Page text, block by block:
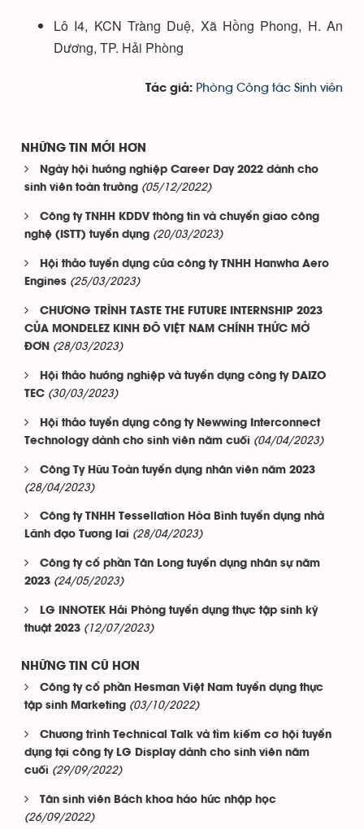
Lô I4, KCN Tràng Duệ, Xã Hồng Phong, H. An
Dương, TP. Hải Phòng
Tác giả: Phòng Công tác Sinh viên
NHỮNG TIN MỚI HƠN
Ngày hội hướng nghiệp Career Day 2022 dành cho
sinh viên toàn trường (05/12/2022)
Công ty TNHH KDDV thông tin và chuyển giao công
nghệ (ISTT) tuyển dụng (20/03/2023)
Hội thảo tuyển dụng của công ty TNHH Hanwha Aero
Engines (25/03/2023)
CHƯƠNG TRÌNH TASTE THE FUTURE INTERNSHIP 2023
CỦA MONDELEZ KINH ĐÔ VIỆT NAM CHÍNH THỨC MỞ
ĐƠN
(28/03/2023)
Hội thảo hướng nghiệp và tuyển dụng công ty DAIZO
TEC (30/03/2023)
Hội thảo tuyển dụng công ty Newwing Interconnect
Technology dành cho sinh viên năm cuối (04/04/2023)
Công Ty Hữu Toàn tuyển dụng nhân viên năm 2023
(28/04/2023)
Công ty TNHH Tessellation Hòa Bình tuyển dụng nhà
Lãnh đạo Tương lai (28/04/2023)
Công ty cổ phần Tân Long tuyển dụng nhân sự năm
2023 (24/05/2023)
LG INNOTEK Hải Phòng tuyển dụng thực tập sinh kỹ
thuật 2023 (12/07/2023)
NHỮNG TIN CŨ HƠN
Công ty cổ phần Hesman Việt Nam tuyển dụng thực
tập sinh Marketing (03/10/2022)
Chương trình Technical Talk và tìm kiếm cơ hội tuyển
dụng tại công ty LG Display dành cho sinh viên năm
cuối (29/09/2022)
Tân sinh viên Bách khoa háo hức nhập học
(26/09/2022)